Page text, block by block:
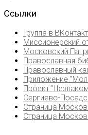
Ссылки
Группа в
Миссионерский
Московский
Православная
Православный
Приложение
Проект
Сергиево-
Страница
Страница